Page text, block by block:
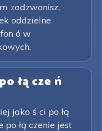
zadzwonisz,
oddzielne
ó w
łą cze ń
jako ś ci po łą
po łą czenie jest